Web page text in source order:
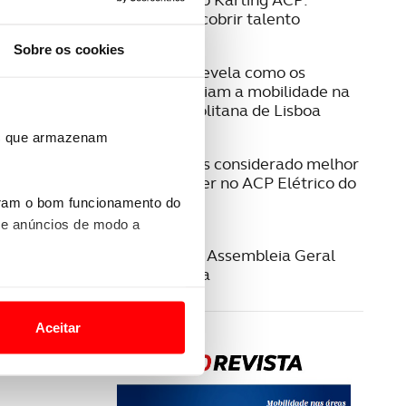
Sobre os cookies
armazenam
o bom funcionamento do
anúncios de modo a
lhe proporcionar
Aceitar
Formar e descobrir talento
08 JULHO 2026
Estudo ACP revela como os
cidadãos avaliam a mobilidade na
Área Metropolitana de Lisboa
23 JUNHO 2026
Jeep Compass considerado melhor
SUV/Crossover no ACP Elétrico do
Ano 2026
Convocatória Assembleia Geral
Extraordinária